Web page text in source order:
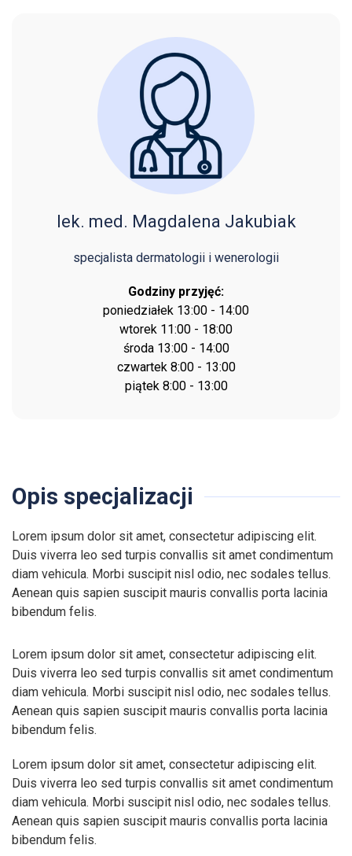
lek. med. Magdalena Jakubiak
specjalista dermatologii i wenerologii
Godziny przyjęć:
poniedziałek 13:00 - 14:00
wtorek 11:00 - 18:00
środa 13:00 - 14:00
czwartek 8:00 - 13:00
piątek 8:00 - 13:00
Opis specjalizacji
Lorem ipsum dolor sit amet, consectetur adipiscing elit.
Duis viverra leo sed turpis convallis sit amet condimentum
diam vehicula. Morbi suscipit nisl odio, nec sodales tellus.
Aenean quis sapien suscipit mauris convallis porta lacinia
bibendum felis.
Lorem ipsum dolor sit amet, consectetur adipiscing elit.
Duis viverra leo sed turpis convallis sit amet condimentum
diam vehicula. Morbi suscipit nisl odio, nec sodales tellus.
Aenean quis sapien suscipit mauris convallis porta lacinia
bibendum felis.
Lorem ipsum dolor sit amet, consectetur adipiscing elit.
Duis viverra leo sed turpis convallis sit amet condimentum
diam vehicula. Morbi suscipit nisl odio, nec sodales tellus.
Aenean quis sapien suscipit mauris convallis porta lacinia
bibendum felis.